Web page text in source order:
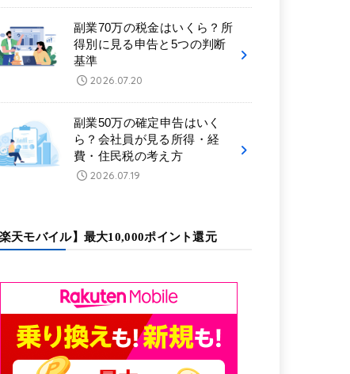
副業70万の税金はいくら？所
得別に見る申告と5つの判断
基準
2026.07.20
副業50万の確定申告はいく
ら？会社員が見る所得・経
費・住民税の考え方
2026.07.19
楽天モバイル】最大10,000ポイント還元